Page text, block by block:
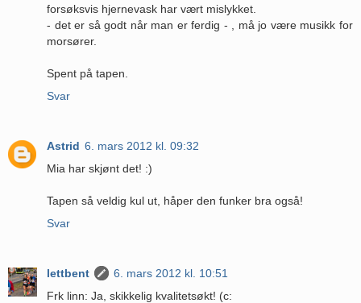
forsøksvis hjernevask har vært mislykket.
- det er så godt når man er ferdig - , må jo være musikk for
morsører.
Spent på tapen.
Svar
Astrid 6. mars 2012 kl. 09:32
Mia har skjønt det! :)
Tapen så veldig kul ut, håper den funker bra også!
Svar
lettbent
6. mars 2012 kl. 10:51
Frk linn: Ja, skikkelig kvalitetsøkt! (c: